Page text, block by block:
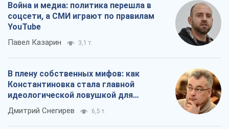
Война и медиа: политика перешла в
соцсети, а СМИ играют по правилам
YouTube
Павел Казарин 3,1 т.
В плену собственных мифов: как
Константиновка стала главной
идеологической ловушкой для
российских оккупантов
Дмитрий Снегирев 6,5 т.